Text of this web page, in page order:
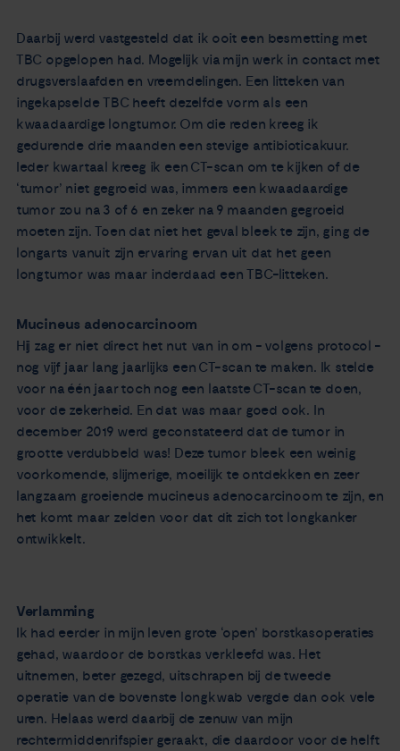
Daarbij werd vastgesteld dat ik ooit een besmetting met
TBC opgelopen had. Mogelijk via mijn werk in contact met
drugsverslaafden en vreemdelingen. Een litteken van
ingekapselde TBC heeft dezelfde vorm als een
kwaadaardige longtumor. Om die reden kreeg ik
gedurende drie maanden een stevige antibioticakuur.
Ieder kwartaal kreeg ik een CT-scan om te kijken of de
‘tumor’ niet gegroeid was, immers een kwaadaardige
tumor zou na 3 of 6 en zeker na 9 maanden gegroeid
moeten zijn. Toen dat niet het geval bleek te zijn, ging de
longarts vanuit zijn ervaring ervan uit dat het geen
longtumor was maar inderdaad een TBC-litteken.
Mucineus adenocarcinoom
Hij zag er niet direct het nut van in om - volgens protocol -
nog vijf jaar lang jaarlijks een CT-scan te maken. Ik stelde
voor na één jaar toch nog een laatste CT-scan te doen,
voor de zekerheid. En dat was maar goed ook. In
december 2019 werd geconstateerd dat de tumor in
grootte verdubbeld was! Deze tumor bleek een weinig
voorkomende, slijmerige, moeilijk te ontdekken en zeer
langzaam groeiende mucineus adenocarcinoom te zijn, en
het komt maar zelden voor dat dit zich tot longkanker
ontwikkelt.
Verlamming
Ik had eerder in mijn leven grote ‘open’ borstkasoperaties
gehad, waardoor de borstkas verkleefd was. Het
uitnemen, beter gezegd, uitschrapen bij de tweede
operatie van de bovenste longkwab vergde dan ook vele
uren. Helaas werd daarbij de zenuw van mijn
rechtermiddenrifspier geraakt, die daardoor voor de helft